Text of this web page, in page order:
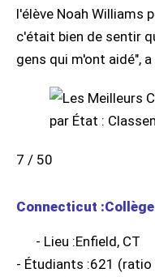
l'élève Noah Williams
c'était bien de sentir
gens qui m'ont aidé",
7 / 50
Connecticut
- Lieu :Enfield, CT
- Étudiants :621